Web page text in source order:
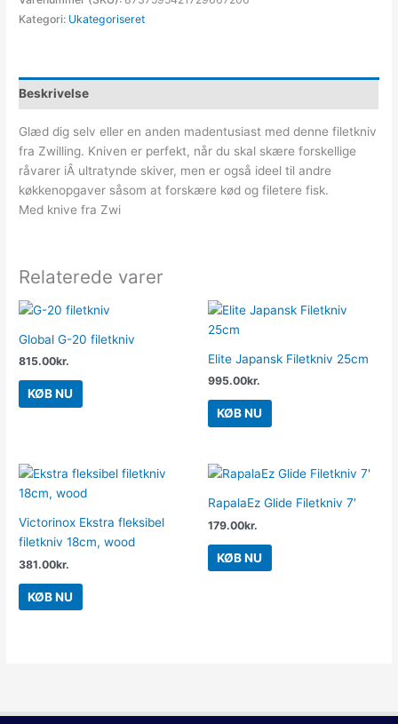
Kategori: Ukategoriseret
Beskrivelse
Glæd dig selv eller en anden madentusiast med denne filetkniv
fra Zwilling. Kniven er perfekt, når du skal skære forskellige
råvarer iÂ ultratynde skiver, men er også ideel til andre
køkkenopgaver såsom at forskære kød og filetere fisk.
Med knive fra Zwi
Relaterede varer
Global G-20 filetkniv
815.00kr.
KØB NU
Elite Japansk Filetkniv 25cm
995.00kr.
KØB NU
Victorinox Ekstra fleksibel
filetkniv 18cm, wood
381.00kr.
KØB NU
RapalaEz Glide Filetkniv 7′
179.00kr.
KØB NU